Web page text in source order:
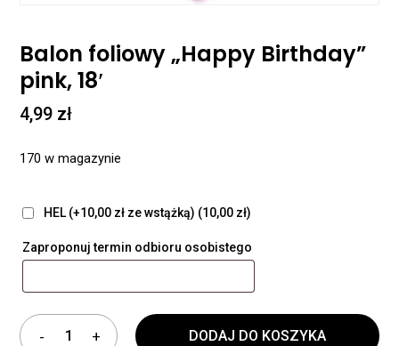
Balon foliowy „Happy Birthday”
pink, 18′
4,99 zł
170 w magazynie
HEL (+10,00 zł ze wstążką) (10,00 zł)
Zaproponuj termin odbioru osobistego
DODAJ DO KOSZYKA